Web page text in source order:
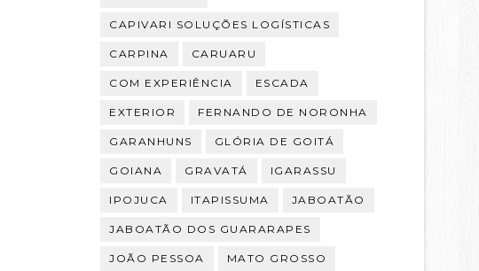
CAPIVARI SOLUÇÕES LOGÍSTICAS
CARPINA CARUARU
COM EXPERIÊNCIA ESCADA
EXTERIOR FERNANDO DE NORONHA
GARANHUNS GLÓRIA DE GOITÁ
GOIANA GRAVATÁ IGARASSU
IPOJUCA ITAPISSUMA JABOATÃO
JABOATÃO DOS GUARARAPES
JOÃO PESSOA MATO GROSSO